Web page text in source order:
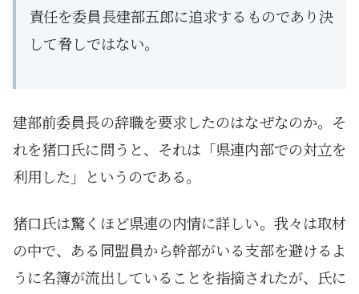
責任を委員長建部五郎に追求するものであり決
して脅しではない。
建部前委員長の辞職を要求したのはなぜなのか。そ
れを猪口氏に問うと、それは「県連内部での対立を
利用した」というのである。
猪口氏は驚くほど県連の内情に詳しい。我々は取材
の中で、ある同盟員から幹部がいる支部を避けるよ
うに名簿が流出していることを指摘されたが、氏に